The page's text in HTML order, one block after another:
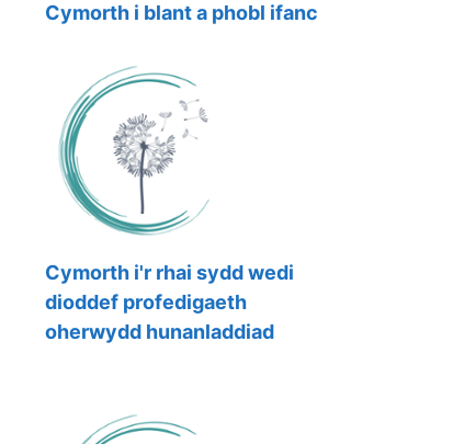
Cymorth i blant a phobl ifanc
Cymorth i'r rhai sydd wedi
dioddef profedigaeth
oherwydd hunanladdiad